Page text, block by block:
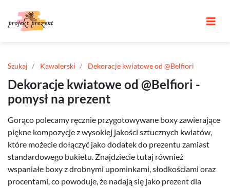
Szukaj Kawalerski Dekoracje kwiatowe od @Belfiori
Dekoracje kwiatowe od @Belfiori -
pomysł na prezent
Gorąco polecamy ręcznie przygotowywane boxy zawierające
piękne kompozycje z wysokiej jakości sztucznych kwiatów,
które możecie dołączyć jako dodatek do prezentu zamiast
standardowego bukietu. Znajdziecie tutaj również
wspaniałe boxy z drobnymi upominkami, słodkościami oraz
procentami, co powoduje, że nadają się jako prezent dla